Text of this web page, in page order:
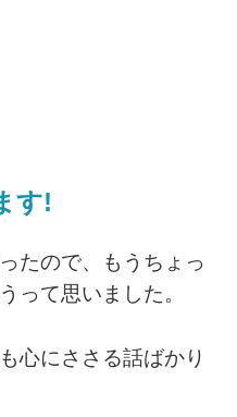
す!
たので、もうちょっ
って思いました。
心にささる話ばかり